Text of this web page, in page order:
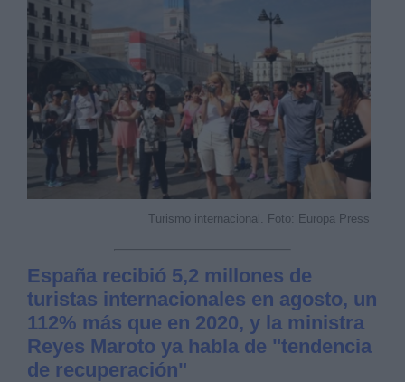
Turismo internacional. Foto: Europa Press
España recibió 5,2 millones de
turistas internacionales en agosto, un
112% más que en 2020, y la ministra
Reyes Maroto ya habla de "tendencia
de recuperación"